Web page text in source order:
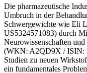
Die pharmazeutische
Umbruch in der
Schwergewichte wie Eli
US5324571083) durch
Neurowissenschaften
(WKN: A2QD9X / ISIN:
Studien zu neuen
ein fundamentales